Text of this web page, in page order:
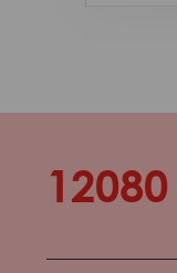
12080